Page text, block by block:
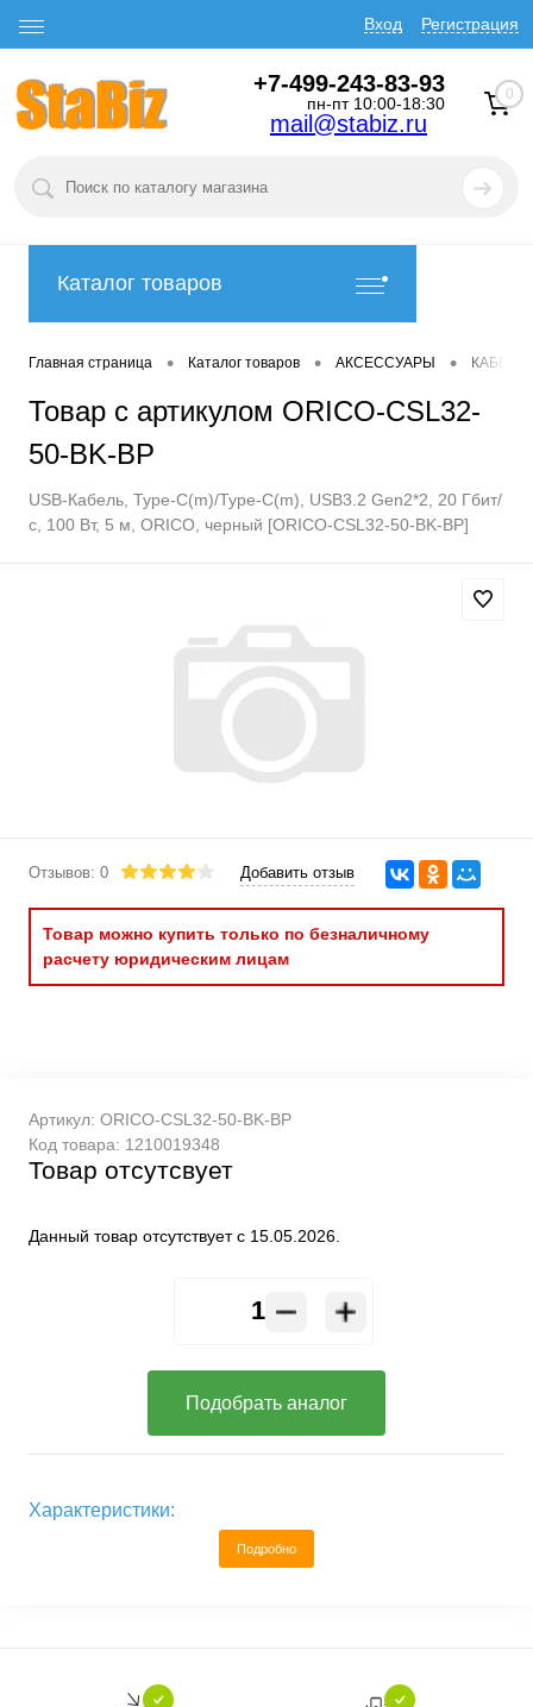
Вход Регистрация
+7-499-243-83-93
пн-пт 10:00-18:30
mail@stabiz.ru
0
Каталог товаров
Главная страница • Каталог товаров • АКСЕССУАРЫ •
Товар с артикулом ORICO-CSL32-
50-BK-BP
USB-Кабель, Type-C(m)/Type-C(m), USB3.2 Gen2*2, 20 Гбит/
с, 100 Вт, 5 м, ORICO, черный [ORICO-CSL32-50-BK-BP]
Отзывов: 0 Добавить отзыв
Товар можно купить только по безналичному
расчету юридическим лицам
Артикул: ORICO-CSL32-50-BK-BP
Код товара: 1210019348
Товар отсутсвует
Данный товар отсутствует с 15.05.2026.
Подобрать аналог
Характеристики:
Подробно